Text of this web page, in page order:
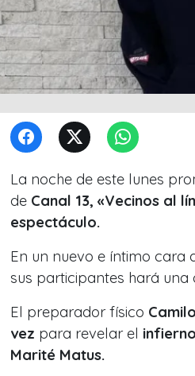
La noche de este lunes
de Canal 13, «Vecinos al
espectáculo.
En un nuevo e íntimo cara
sus participantes hará una
El preparador físico
vez para revelar el
Marité Matus.